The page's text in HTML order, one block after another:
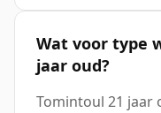
Wat voor type
jaar oud?
Tomintoul 21 jaar